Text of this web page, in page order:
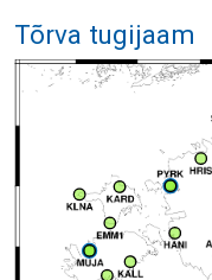
Tõrva tugijaam